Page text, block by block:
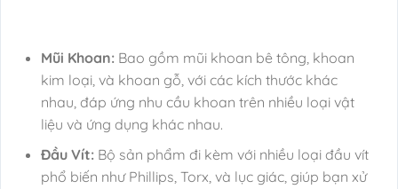
Mũi Khoan:Bao gồm mũi khoan bê tông, khoan
kim loại, và khoan gỗ, với các kích thước khác
nhau, đáp ứng nhu cầu khoan trên nhiều loại vật
liệu và ứng dụng khác nhau.
Đầu Vít:Bộ sản phẩm đi kèm với nhiều loại đầu vít
phổ biến như Phillips, Torx, và lục giác, giúp bạn xử